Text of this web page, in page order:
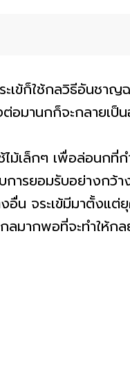
ะเข้ก็ใช้กลวิธีอันชา
อมานกก็จะกลายเป็
ไม้เล็กๆ เพื่อล่อนก
การยอมรับอย่างก
น จระเข้มีมาตั้งแต่ยุ
มากพอที่จะทำให้กล